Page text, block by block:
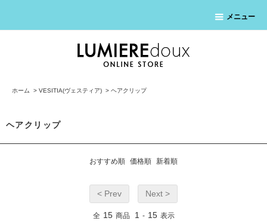
メニュー
ホーム > VESITIA(ヴェスティア) > ヘアクリップ
ヘアクリップ
おすすめ順 価格順 新着順
< Prev Next >
全 15 商品 1 - 15 表示